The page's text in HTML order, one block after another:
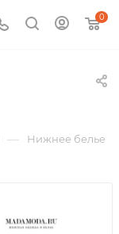
0
— Нижнее белье